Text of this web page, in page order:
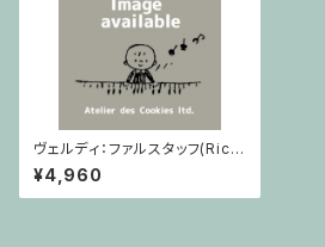
ヴェルディ：ファルスタッフ(Rico
rdi) / フルスコア
¥4,960